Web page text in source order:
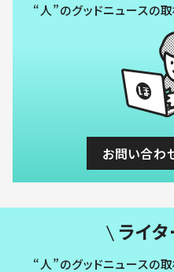
“人”のグッドニュースの
お問い合わ
ライタ
“人”のグッドニュースの